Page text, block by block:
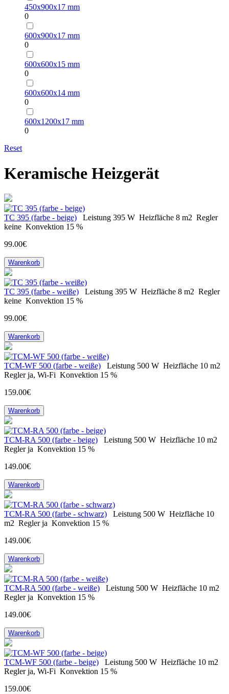
450х900х17 mm
0
600х900х17 mm
0
600х600х15 mm
0
600х600х14 mm
0
600х1200х17 mm
0
Reset
Keramische Heizgerät
ТС 395 (farbe - beige) Leistung 395 W Heizfläche 8 m2 Regler
keine Konvektion 15 %
99.00€
Warenkorb
ТС 395 (farbe - weiße) Leistung 395 W Heizfläche 8 m2 Regler
keine Konvektion 15 %
99.00€
Warenkorb
TCM-WF 500 (farbe - weiße) Leistung 500 W Heizfläche 10 m2
Regler ja, Wi-Fi Konvektion 15 %
159.00€
Warenkorb
ТСM-RA 500 (farbe - beige) Leistung 500 W Heizfläche 10 m2
Regler ja Konvektion 15 %
149.00€
Warenkorb
ТСM-RA 500 (farbe - schwarz) Leistung 500 W Heizfläche 10
m2 Regler ja Konvektion 15 %
149.00€
Warenkorb
ТСM-RA 500 (farbe - weiße) Leistung 500 W Heizfläche 10 m2
Regler ja Konvektion 15 %
149.00€
Warenkorb
TCM-WF 500 (farbe - beige) Leistung 500 W Heizfläche 10 m2
Regler ja, Wi-Fi Konvektion 15 %
159.00€